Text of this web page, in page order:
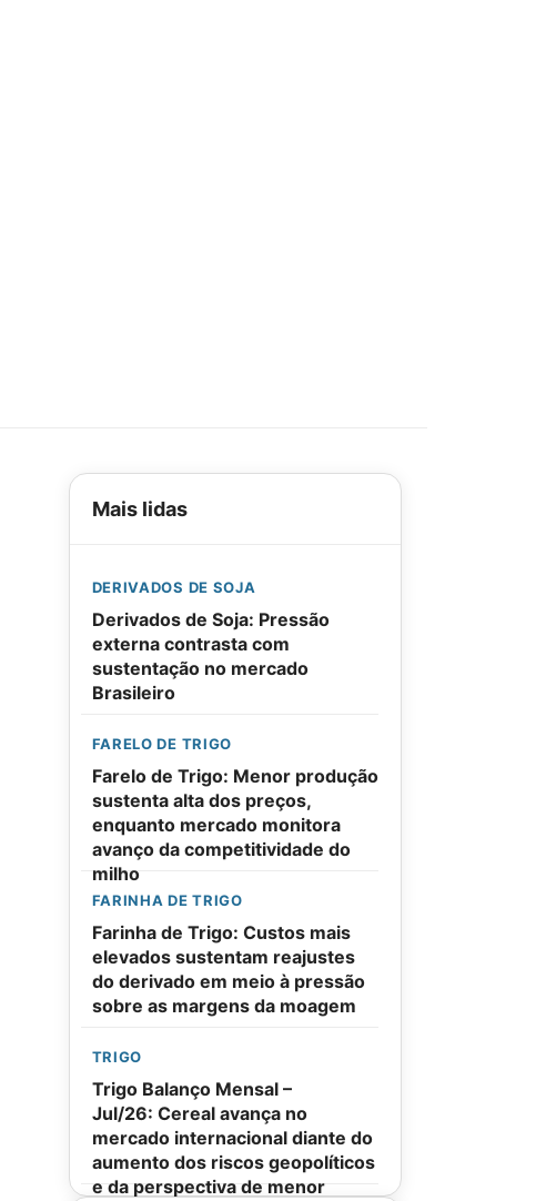
Mais lidas
DERIVADOS DE SOJA
Derivados de Soja: Pressão
externa contrasta com
sustentação no mercado
Brasileiro
FARELO DE TRIGO
Farelo de Trigo: Menor produção
sustenta alta dos preços,
enquanto mercado monitora
avanço da competitividade do
milho
FARINHA DE TRIGO
Farinha de Trigo: Custos mais
elevados sustentam reajustes
do derivado em meio à pressão
sobre as margens da moagem
TRIGO
Trigo Balanço Mensal –
Jul/26: Cereal avança no
mercado internacional diante do
aumento dos riscos geopolíticos
e da perspectiva de menor